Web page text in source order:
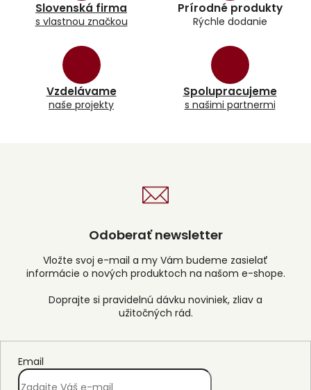
Slovenská firma
s vlastnou značkou
Prírodné produkty
Rýchle dodanie
Vzdelávame
naše projekty
Spolupracujeme
s našimi partnermi
Odoberať newsletter
Vložte svoj e-mail a my Vám budeme zasielať
informácie o nových produktoch na našom e-shope.
Email